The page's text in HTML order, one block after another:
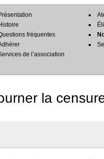
fréquentes
de l’association
la